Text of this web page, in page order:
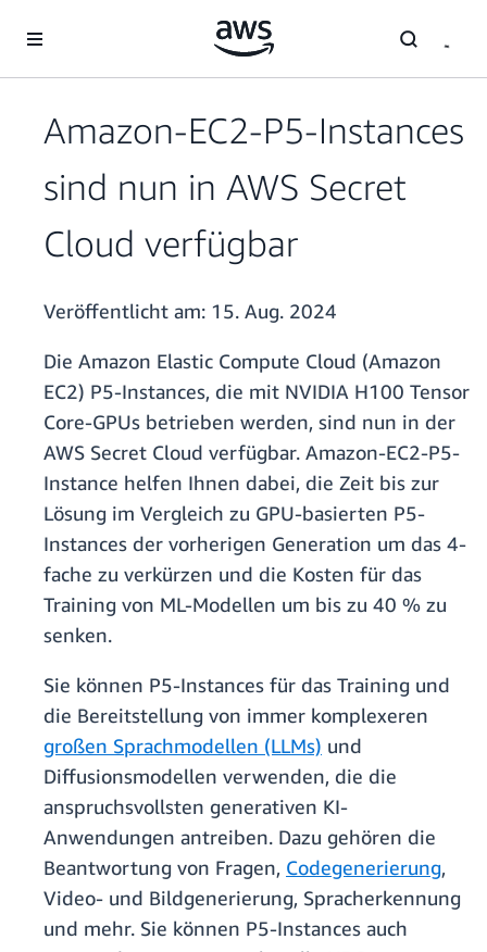
Überspringen zum Hauptinhalt
Amazon-EC2-P5-Instances
sind nun in AWS Secret
Cloud verfügbar
Veröffentlicht am: 15. Aug. 2024
Die Amazon Elastic Compute Cloud (Amazon
EC2) P5-Instances, die mit NVIDIA H100 Tensor
Core-GPUs betrieben werden, sind nun in der
AWS Secret Cloud verfügbar. Amazon-EC2-P5-
Instance helfen Ihnen dabei, die Zeit bis zur
Lösung im Vergleich zu GPU-basierten P5-
Instances der vorherigen Generation um das 4-
fache zu verkürzen und die Kosten für das
Training von ML-Modellen um bis zu 40 % zu
senken.
Sie können P5-Instances für das Training und
die Bereitstellung von immer komplexeren
großen Sprachmodellen (LLMs) und
Diffusionsmodellen verwenden, die die
anspruchsvollsten generativen KI-
Anwendungen antreiben. Dazu gehören die
Beantwortung von Fragen, Codegenerierung,
Video- und Bildgenerierung, Spracherkennung
und mehr. Sie können P5-Instances auch